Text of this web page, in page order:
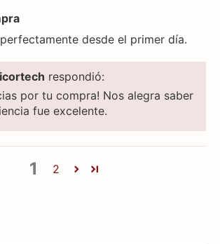
desde el primer día.
respondió:
por tu compra! Nos alegra saber
fue excelente.
1 2